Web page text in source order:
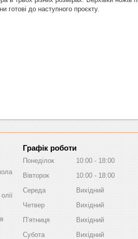
готові до наступного проєкту.
Графік роботи
Понеділок 10:00
18:00
Вівторок
10:00
18:00
Середа
Вихідний
Четвер
Вихідний
Пʼятниця
Вихідний
Субота
Вихідний